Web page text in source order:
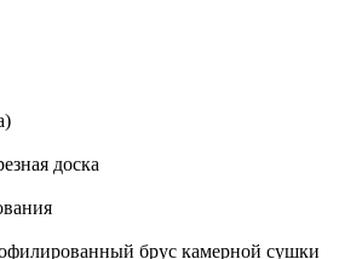
доска
брус камерной сушки